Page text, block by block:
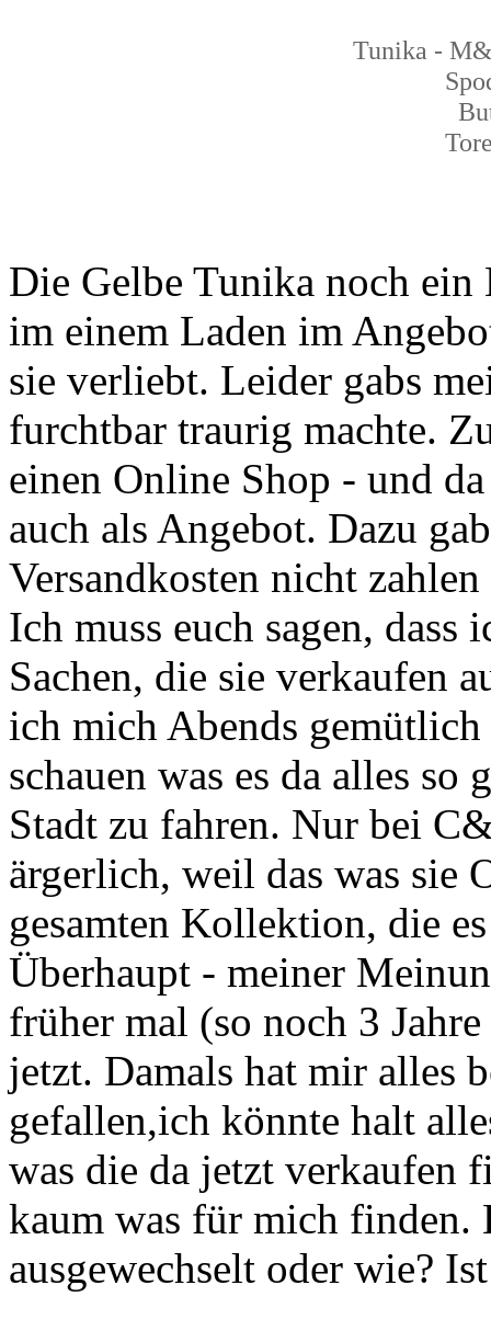
Tunika -
Die Gelbe Tunika noch
im einem Laden im
sie verliebt. Leider gabs
furchtbar traurig machte.
einen Online Shop - und
auch als Angebot. Dazu
Versandkosten nicht zahlen
Ich muss euch sagen,
Sachen, die sie verkaufen
ich mich Abends
schauen was es da alles
Stadt zu fahren. Nur bei
ärgerlich, weil das was sie
gesamten Kollektion, die
Überhaupt - meiner
früher mal (so noch 3
jetzt. Damals hat mir alles
gefallen,ich könnte halt
was die da jetzt verkaufen
kaum was für mich finden.
ausgewechselt oder wie?